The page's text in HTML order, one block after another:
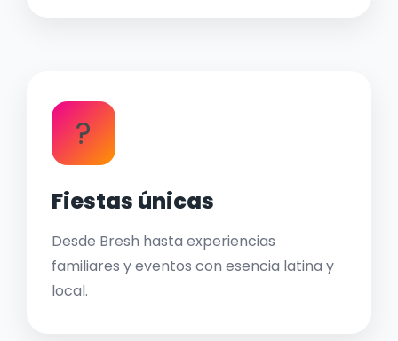
?
Fiestas únicas
Desde Bresh hasta experiencias
familiares y eventos con esencia latina y
local.